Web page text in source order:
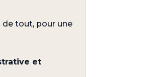
de tout, pour une
et